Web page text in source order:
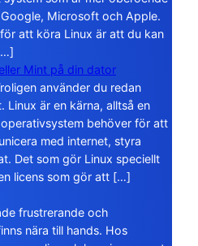
Microsoft och Apple.
att köra Linux är att du kan
Mint på din dator
använder du redan
Linux är en kärna, alltså en
behöver för att
med internet, styra
Det som gör Linux speciellt
licens som gör att […]
frustrerande och
nära till hands. Hos